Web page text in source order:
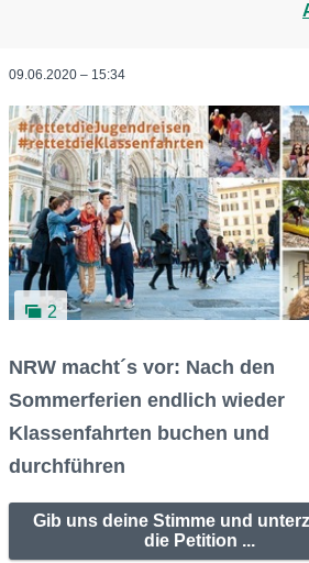
09.06.2020 – 15:34
2
NRW macht´s vor: Nach den
Sommerferien endlich wieder
Klassenfahrten buchen und
durchführen
Gib uns deine Stimme und
die Petition ...